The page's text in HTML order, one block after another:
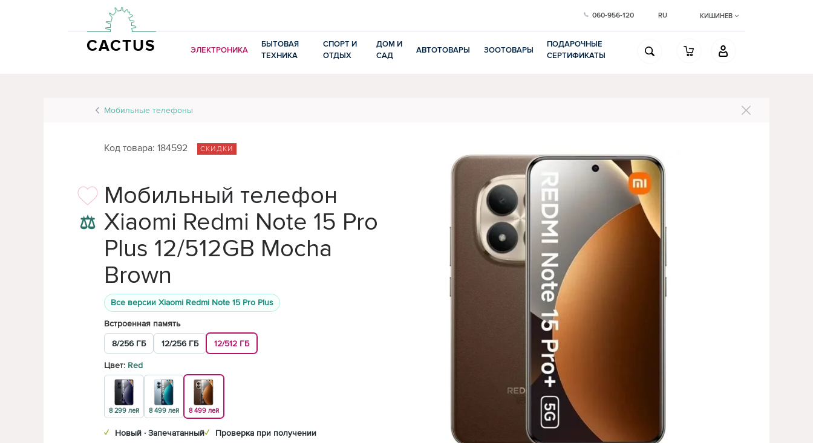
CACTUS
060-956-120 RU КИШИНЕВ
ЭЛЕКТРОНИКА
БЫТОВАЯ
ТЕХНИКА
СПОРТ И
ОТДЫХ
ДОМ И
САД
АВТОТОВАРЫ ЗООТОВАРЫ
ПОДАРОЧНЫЕ
СЕРТИФИКАТЫ
Мобильные телефоны
Код товара: 184592 СКИДКИ
⚖
Мобильный телефон
Xiaomi Redmi Note 15 Pro
Plus 12/512GB Mocha
Brown
Все версии Xiaomi Redmi Note 15 Pro Plus
Встроенная память
8/256 ГБ
12/256 ГБ 12/512 ГБ
Цвет: Red
8 299 лей 8 499 лей 8 499 лей
✓ Новый · Запечатанный✓ Проверка при получении